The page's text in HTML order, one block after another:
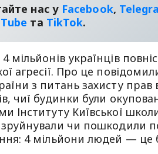
нас у Facebook,
та TikTok.
мільйонів українців
агресії. Про це
з питань захисту
чиї будинки були
Інституту Київської
зруйнували чи пошкодили
4 мільйони людей — це